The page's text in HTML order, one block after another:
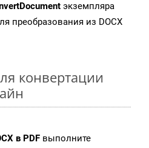
экземпляра
преобразования из DOCX
конвертации
в PDF выполните